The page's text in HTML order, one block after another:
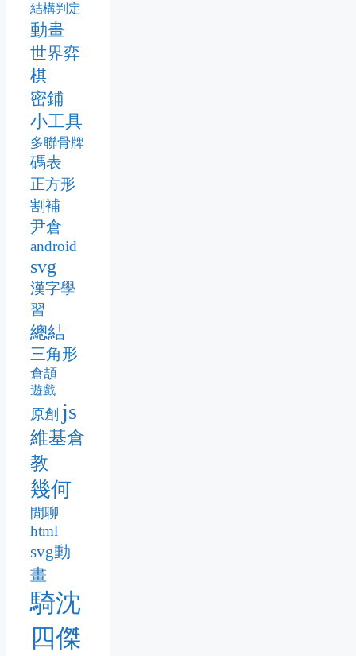
結構判定
動畫
世界弈
棋
密鋪
小工具
多聯骨牌
碼表
正方形
割補
尹倉
android
svg
漢字學
習
總結
三角形
倉頡
遊戲
原創 js
維基倉
教
幾何
閒聊
html
svg動
畫
騎沈
四傑